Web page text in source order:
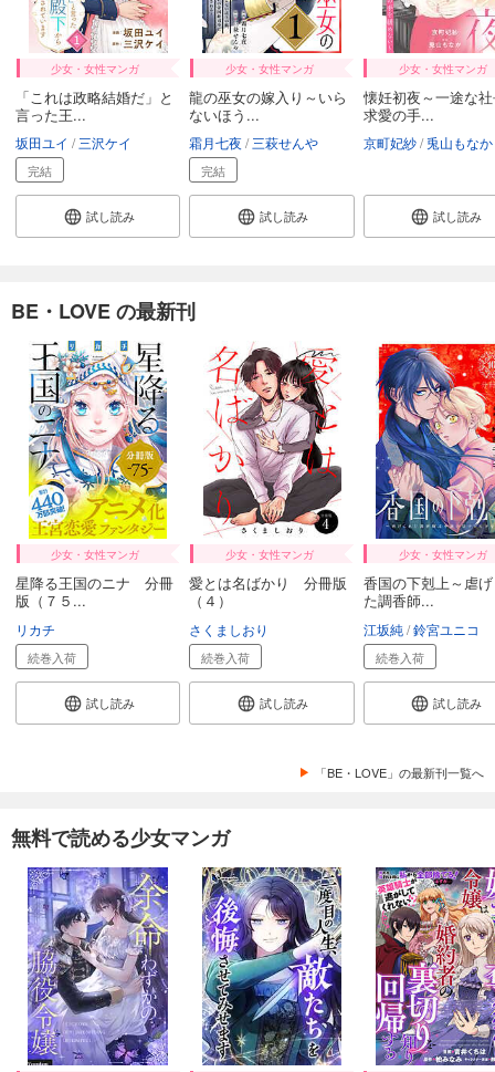
少女・女性マンガ
「これは政略結婚だ」と
言った王...
坂田ユイ 三沢ケイ
完結
試し読み
少女・女性マンガ
龍の巫女の嫁入り～いら
ないほう...
霜月七夜 三萩せんや
完結
試し読み
少女・女性マンガ
懐妊初夜～一途な
求愛の手...
京町妃紗 兎山もなか
試し読み
BE・LOVE の最新刊
少女・女性マンガ
星降る王国のニナ 分冊
版（７５...
リカチ
続巻入荷
試し読み
少女・女性マンガ
愛とは名ばかり 分冊版
（４）
さくましおり
続巻入荷
試し読み
少女・女性マンガ
香国の下剋上～虐
た調香師...
江坂純 鈴宮ユニコ
続巻入荷
試し読み
「BE・LOVE」の最新刊一覧へ
無料で読める少女マンガ